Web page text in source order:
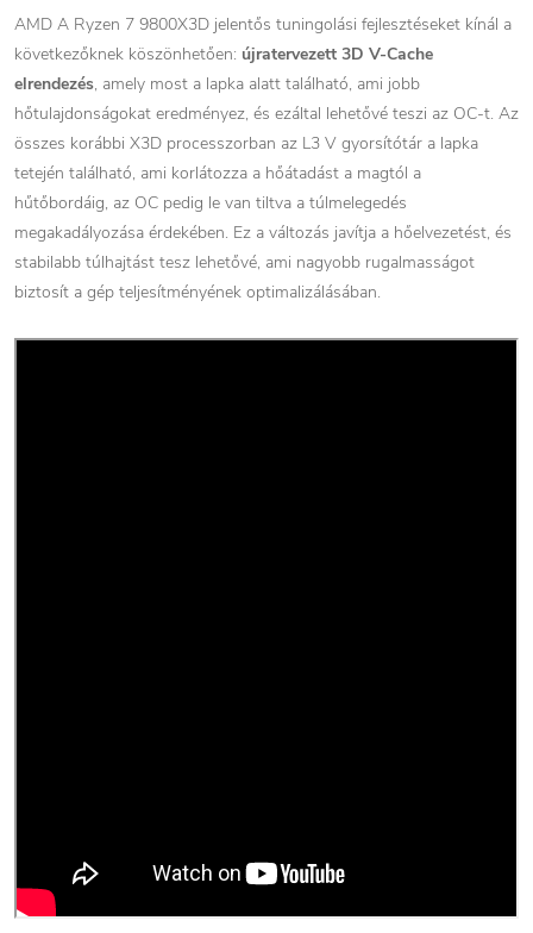
AMD A Ryzen 7 9800X3D jelentős tuningolási fejlesztéseket kínál a
következőknek köszönhetően: újratervezett 3D V-Cache
elrendezés, amely most a lapka alatt található, ami jobb
hőtulajdonságokat eredményez, és ezáltal lehetővé teszi az OC-t. Az
összes korábbi X3D processzorban az L3 V gyorsítótár a lapka
tetején található, ami korlátozza a hőátadást a magtól a
hűtőbordáig, az OC pedig le van tiltva a túlmelegedés
megakadályozása érdekében. Ez a változás javítja a hőelvezetést, és
stabilabb túlhajtást tesz lehetővé, ami nagyobb rugalmasságot
biztosít a gép teljesítményének optimalizálásában.